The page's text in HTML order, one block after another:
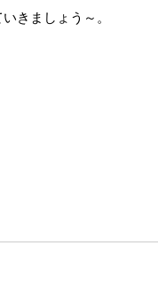
いきましょう～。